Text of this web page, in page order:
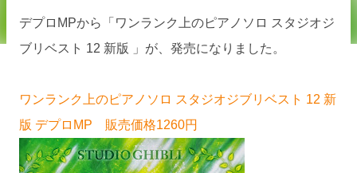
デプロMPから「ワンランク上のピアノソロ スタジオジ
ブリベスト 12 新版 」が、発売になりました。
ワンランク上のピアノソロ スタジオジブリベスト 12 新
版 デプロMP 販売価格1260円